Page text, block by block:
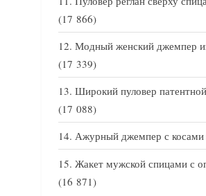
(17 866)
Модный женский джемпер
(17 339)
Широкий пуловер
(17 088)
Ажурный джемпер с косами
Жакет мужской спицами с
(16 871)